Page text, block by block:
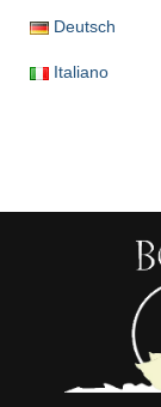
Deutsch
Italiano